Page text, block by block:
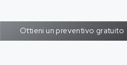
Ottieni un preventivo gratuito